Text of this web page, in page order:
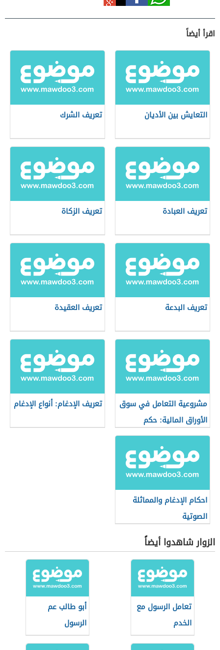
اقرأ أيضاً
التعايش بين الأديان تعريف الشرك
تعريف العبادة تعريف الزكاة
تعريف البدعة تعريف العقيدة
مشروعية التعامل في سوق
الأوراق المالية: حكم
التعامل في البورصة
تعريف الإدغام: أنواع الإدغام
احكام الإدغام والمماثلة
الصوتية
الزوار شاهدوا أيضاً
تعامل الرسول مع
الخدم
أبو طالب عم
الرسول